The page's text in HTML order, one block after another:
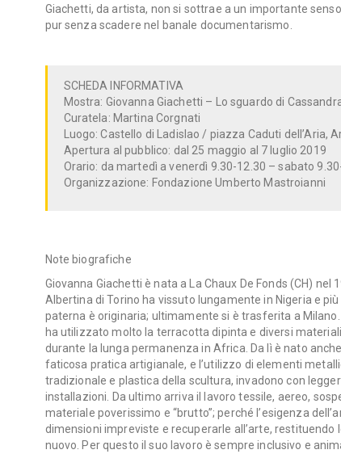
Giachetti, da artista, non si sottrae a un importante
pur senza scadere nel banale documentarismo.
SCHEDA INFORMATIVA
Mostra: Giovanna Giachetti – Lo sguardo di
Curatela: Martina Corgnati
Luogo: Castello di Ladislao / piazza Caduti dell’Aria,
Apertura al pubblico: dal 25 maggio al 7 luglio 2019
Orario: da martedì a venerdì 9.30-12.30 – sabato
Organizzazione: Fondazione Umberto Mastroianni
Note biografiche
Giovanna Giachetti è nata a La Chaux De Fonds (CH)
Albertina di Torino ha vissuto lungamente in Nigeria e
paterna è originaria; ultimamente si è trasferita a
ha utilizzato molto la terracotta dipinta e diversi
durante la lunga permanenza in Africa. Da lì è nato
faticosa pratica artigianale, e l’utilizzo di elementi
tradizionale e plastica della scultura, invadono con
installazioni. Da ultimo arriva il lavoro tessile, aereo,
materiale poverissimo e “brutto”; perché l’esigenza
dimensioni impreviste e recuperarle all’arte,
nuovo. Per questo il suo lavoro è sempre inclusivo e